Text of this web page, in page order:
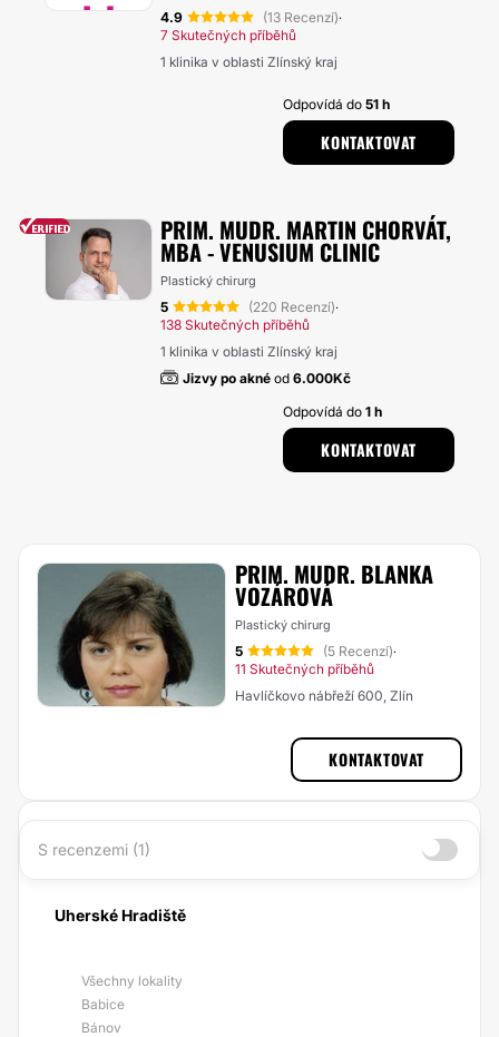
4.9 (13 Recenzí)·
7 Skutečných příběhů
1 klinika v oblasti Zlínský kraj
Odpovídá do51 h
KONTAKTOVAT
PRIM. MUDR. MARTIN CHORVÁT,
MBA - VENUSIUM CLINIC
Plastický chirurg
5 (220 Recenzí)·
138 Skutečných příběhů
1 klinika v oblasti Zlínský kraj
Jizvy po akné od 6.000Kč
Odpovídá do1 h
KONTAKTOVAT
PRIM. MUDR. BLANKA
VOZÁROVÁ
Plastický chirurg
5 (5 Recenzí)·
11 Skutečných příběhů
Havlíčkovo nábřeží 600, Zlín
KONTAKTOVAT
S recenzemi (1)
Uherské Hradiště
Všechny lokality
Babice
Bánov